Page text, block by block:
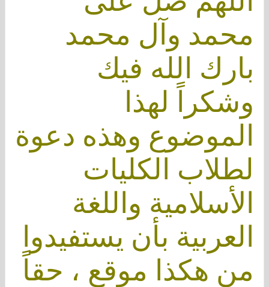
محمد وآل محمد
بارك الله فيك
وشكراً لهذا
الموضوع وهذه دعوة
لطلاب الكليات
الأسلامية واللغة
العربية بأن يستفيدوا
من هكذا موقع ، حقاً